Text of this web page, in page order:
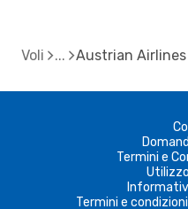
Voli Austrian Airlines
Termini e
Termini e